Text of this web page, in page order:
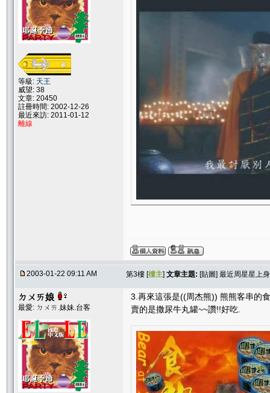
等級: 天王
威望: 38
文章: 20450
註冊時間: 2002-12-26
最近來訪: 2011-01-12
離線
2003-01-22 09:11 AM 第3樓 [樓主] 文章主題: [貼圖] 最近周星星上
ㄉㄨㄞ娘
最愛: ㄉㄨㄞ.妹妹.台客
3.再來這張是((周杰熊)) 熊熊客串的
賣的是撒尿牛丸罐~~讚!!好吃.